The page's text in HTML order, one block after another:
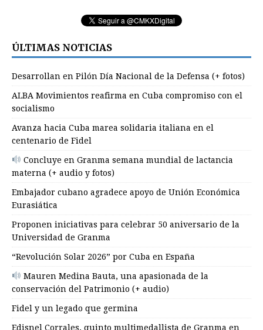
ÚLTIMAS NOTICIAS
Desarrollan en Pilón Día Nacional de la Defensa (+ fotos)
ALBA Movimientos reafirma en Cuba compromiso con el
socialismo
Avanza hacia Cuba marea solidaria italiana en el
centenario de Fidel
Concluye en Granma semana mundial de lactancia
materna (+ audio y fotos)
Embajador cubano agradece apoyo de Unión Económica
Eurasiática
Proponen iniciativas para celebrar 50 aniversario de la
Universidad de Granma
“Revolución Solar 2026” por Cuba en España
Mauren Medina Bauta, una apasionada de la
conservación del Patrimonio (+ audio)
Fidel y un legado que germina
Edisnel Corrales, quinto multimedallista de Granma en